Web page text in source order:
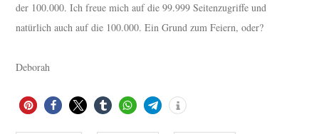
der 100.000. Ich freue mich auf die 99.999 Seitenzugriffe und
natürlich auch auf die 100.000. Ein Grund zum Feiern, oder?
Deborah